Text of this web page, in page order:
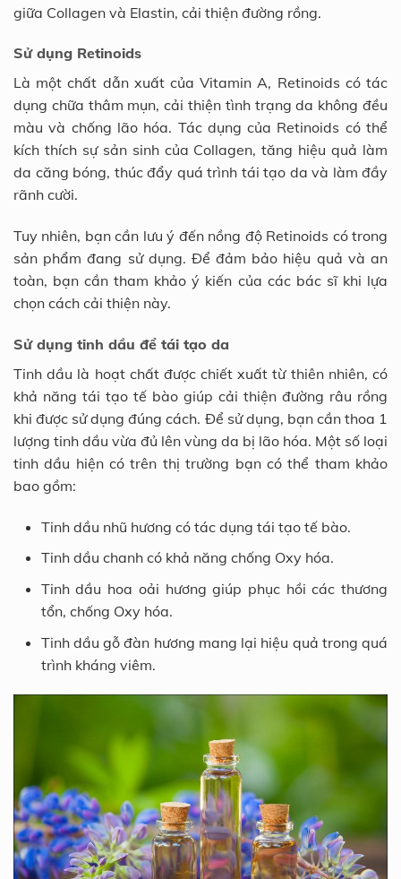
giữa Collagen và Elastin, cải thiện đường rồng.
Sử dụng Retinoids
Là một chất dẫn xuất của Vitamin A, Retinoids có tác
dụng chữa thâm mụn, cải thiện tình trạng da không đều
màu và chống lão hóa. Tác dụng của Retinoids có thể
kích thích sự sản sinh của Collagen, tăng hiệu quả làm
da căng bóng, thúc đẩy quá trình tái tạo da và làm đầy
rãnh cười.
Tuy nhiên, bạn cần lưu ý đến nồng độ Retinoids có trong
sản phẩm đang sử dụng. Để đảm bảo hiệu quả và an
toàn, bạn cần tham khảo ý kiến của các bác sĩ khi lựa
chọn cách cải thiện này.
Sử dụng tinh dầu để tái tạo da
Tinh dầu là hoạt chất được chiết xuất từ thiên nhiên, có
khả năng tái tạo tế bào giúp cải thiện đường râu rồng
khi được sử dụng đúng cách. Để sử dụng, bạn cần thoa 1
lượng tinh dầu vừa đủ lên vùng da bị lão hóa. Một số loại
tinh dầu hiện có trên thị trường bạn có thể tham khảo
bao gồm:
Tinh dầu nhũ hương có tác dụng tái tạo tế bào.
Tinh dầu chanh có khả năng chống Oxy hóa.
Tinh dầu hoa oải hương giúp phục hồi các thương
tổn, chống Oxy hóa.
Tinh dầu gỗ đàn hương mang lại hiệu quả trong quá
trình kháng viêm.